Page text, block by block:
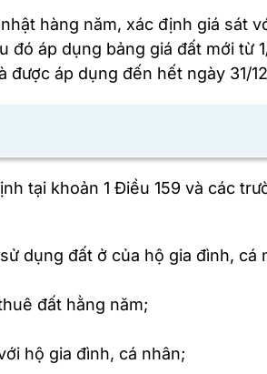
hàng năm, xác định giá sát
áp dụng bảng giá đất mới từ
được áp dụng đến hết ngày 31/
tại khoản 1 Điều 159 và các
dụng đất ở của hộ gia đình,
đất hằng năm;
hộ gia đình, cá nhân;